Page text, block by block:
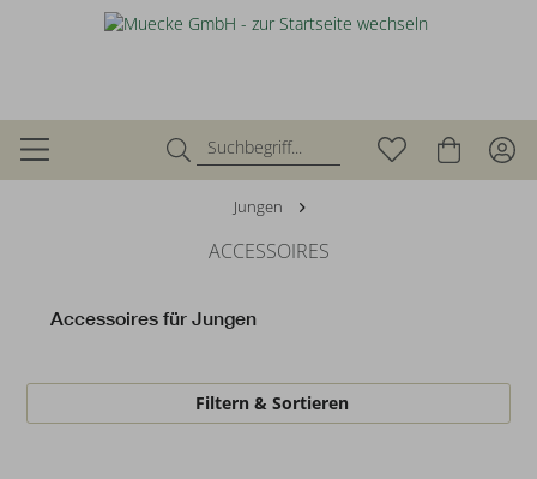
Jungen
ACCESSOIRES
Accessoires für Jungen
Filtern & Sortieren